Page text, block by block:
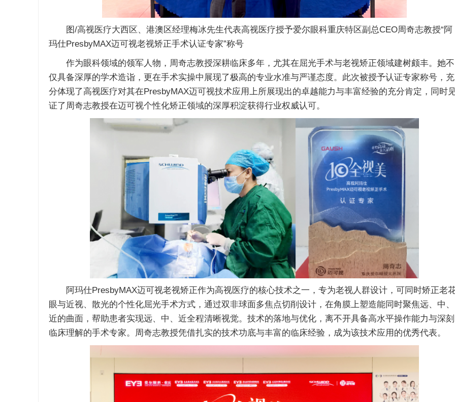
图/高视医疗大西区、港澳区经理梅冰先生代表高视医疗授予爱尔眼科重庆特区副总CEO周奇志教授“阿
玛仕PresbyMAX迈可视老视矫正手术认证专家”称号
作为眼科领域的领军人物，周奇志教授深耕临床多年，尤其在屈光手术与老视矫正领域建树颇丰。她不
仅具备深厚的学术造诣，更在手术实操中展现了极高的专业水准与严谨态度。此次被授予认证专家称号，充
分体现了高视医疗对其在PresbyMAX迈可视技术应用上所展现出的卓越能力与丰富经验的充分肯定，同时
证了周奇志教授在迈可视个性化矫正领域的深厚积淀获得行业权威认可。
阿玛仕PresbyMAX迈可视老视矫正作为高视医疗的核心技术之一，专为老视人群设计，可同时矫正老
眼与近视、散光的个性化屈光手术方式，通过双非球面多焦点切削设计，在角膜上塑造能同时聚焦远、中、
近的曲面，帮助患者实现远、中、近全程清晰视觉。技术的落地与优化，离不开具备高水平操作能力与深刻
临床理解的手术专家。周奇志教授凭借扎实的技术功底与丰富的临床经验，成为该技术应用的优秀代表。